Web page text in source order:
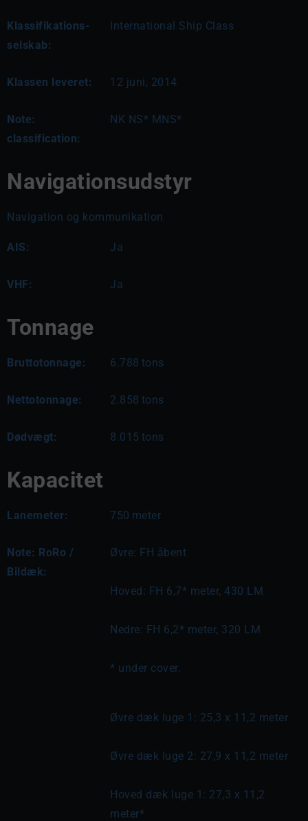
Klassifikations-
selskab:
International Ship Class
Klassen leveret: 12 juni, 2014
Note:
classification:
NK NS* MNS*
Navigationsudstyr
Navigation og kommunikation
AIS: Ja
VHF: Ja
Tonnage
Bruttotonnage: 6.788 tons
Nettotonnage: 2.858 tons
Dødvægt: 8.015 tons
Kapacitet
Lanemeter: 750 meter
Note: RoRo /
Bildæk:
Øvre: FH åbent
Hoved: FH 6,7* meter, 430 LM
Nedre: FH 6,2* meter, 320 LM
* under cover.
Øvre dæk luge 1: 25,3 x 11,2 meter
Øvre dæk luge 2: 27,9 x 11,2 meter
Hoved dæk luge 1: 27,3 x 11,2
meter*